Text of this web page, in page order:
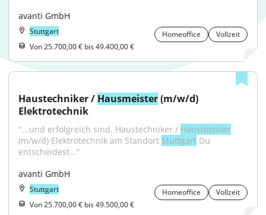
avanti GmbH
Stuttgart Homeoffice
Vollzeit
Von 25.700,00 € bis 49.400,00 €
Haustechniker / Hausmeister (m/w/d)
Elektrotechnik
"...und erfolgreich sind. Haustechniker / Hausmeister
(m/w/d) Elektrotechnik am Standort Stuttgart Du
entscheidest..."
avanti GmbH
Stuttgart Homeoffice
Vollzeit
Von 25.700,00 € bis 49.500,00 €